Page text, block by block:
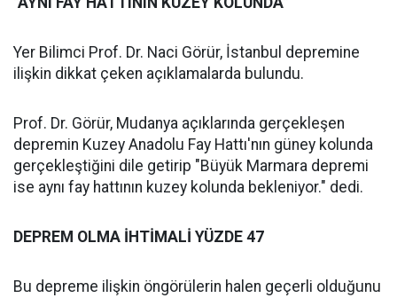
Yer Bilimci Prof. Dr. Naci Görür, İstanbul depremine
ilişkin dikkat çeken açıklamalarda bulundu.
Prof. Dr. Görür, Mudanya açıklarında gerçekleşen
depremin Kuzey Anadolu Fay Hattı'nın güney kolunda
gerçekleştiğini dile getirip "Büyük Marmara depremi
ise aynı fay hattının kuzey kolunda bekleniyor." dedi.
DEPREM OLMA İHTİMALİ YÜZDE 47
Bu depreme ilişkin öngörülerin halen geçerli olduğunu